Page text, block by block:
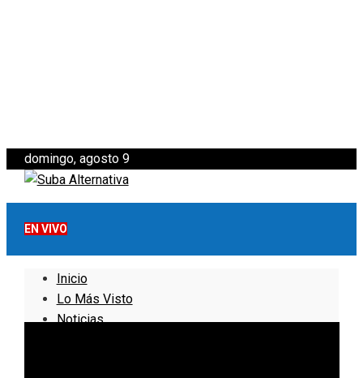
domingo, agosto 9
EN VIVO
Inicio
Lo Más Visto
Noticias